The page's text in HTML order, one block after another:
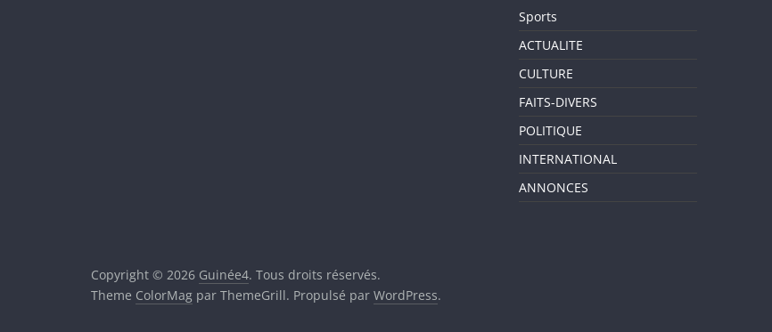
Sports
ACTUALITE
CULTURE
FAITS-DIVERS
POLITIQUE
INTERNATIONAL
ANNONCES
Copyright © 2026 Guinée4. Tous droits réservés.
Theme ColorMag par ThemeGrill. Propulsé par WordPress.